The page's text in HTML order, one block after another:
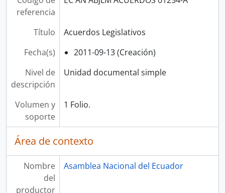
referencia
Título
Acuerdos Legislativos
Fecha(s)
2011-09-13 (Creación)
Nivel de
descripción
Unidad documental simple
Volumen y
soporte
1 Folio.
Área de contexto
Nombre
del
productor
Asamblea Nacional del Ecuador